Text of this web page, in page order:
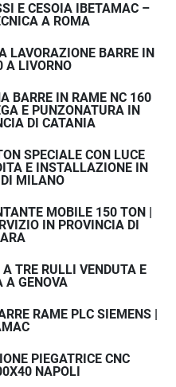
E CESOIA IBETAMAC –
A ROMA
LAVORAZIONE BARRE IN
A LIVORNO
BARRE IN RAME NC 160
E PUNZONATURA IN
DI CATANIA
SPECIALE CON LUCE
E INSTALLAZIONE IN
MILANO
MOBILE 150 TON |
IN PROVINCIA DI
TRE RULLI VENDUTA E
A GENOVA
RAME PLC SIEMENS |
PIEGATRICE CNC
NAPOLI